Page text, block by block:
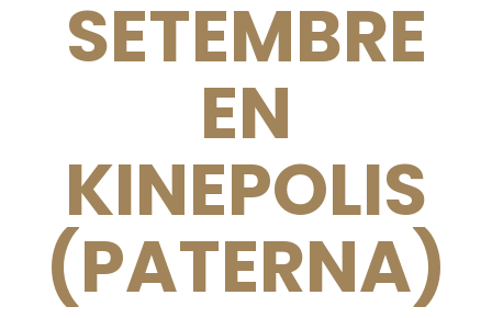
SETEMBRE
EN
KINEPOLIS
(PATERNA)